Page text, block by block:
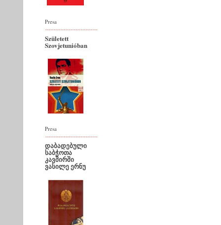
Presa
Született
Szovjetunióban
Presa
დაბადებული
საბჭოთა
კავშირში
ვასილე ერნუ